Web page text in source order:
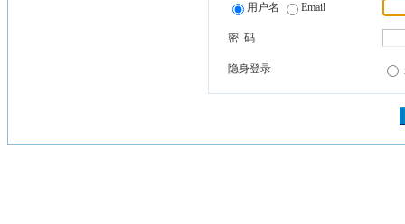
用户名 Email
密 码
隐身登录